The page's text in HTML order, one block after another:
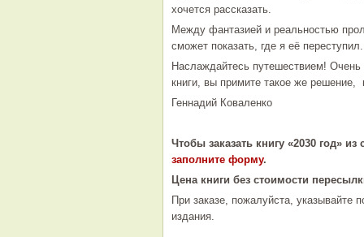
хочется рассказать.
Между фантазией и реальностью
сможет показать, где я её
Наслаждайтесь путешествием!
книги, вы примите такое же решение,
Геннадий Коваленко
Чтобы заказать книгу «2030 год»
заполните форму.
Цена книги без стоимости
При заказе, пожалуйста, указывайте
издания.